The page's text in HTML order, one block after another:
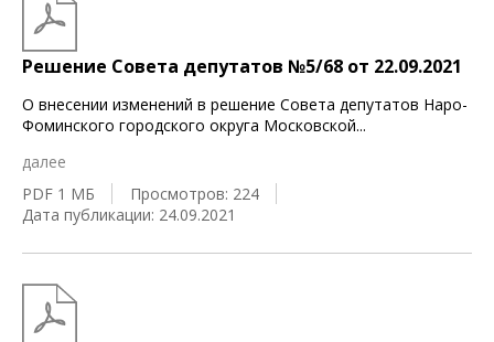
Решение Совета депутатов №5/68 от 22.09.2021
О внесении изменений в решение Совета депутатов Наро-
Фоминского городского округа Московской...
далее
PDF 1 МБ
Просмотров: 224
Дата публикации: 24.09.2021